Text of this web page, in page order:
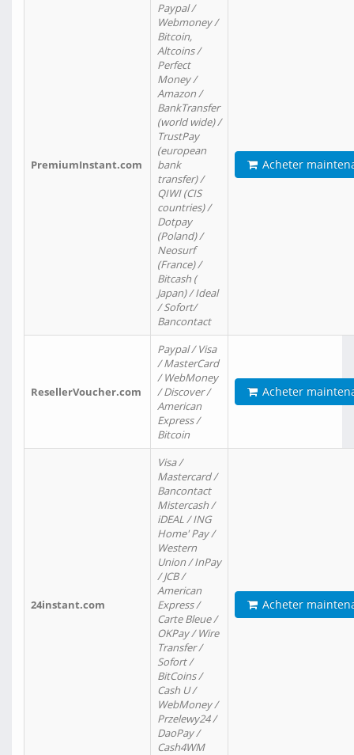
PremiumInstant.com
Paypal /
Webmoney /
Bitcoin,
Altcoins /
Perfect
Money /
Amazon /
BankTransfer
(world wide) /
TrustPay
(european
bank
transfer) /
QIWI (CIS
countries) /
Dotpay
(Poland) /
Neosurf
(France) /
Bitcash (
Japan) / Ideal
/ Sofort/
Bancontact
Acheter
ResellerVoucher.com
Paypal / Visa
/ MasterCard
/ WebMoney
/ Discover /
American
Express /
Bitcoin
Acheter
24instant.com
Visa /
Mastercard /
Bancontact
Mistercash /
iDEAL / ING
Home' Pay /
Western
Union / InPay
/ JCB /
American
Express /
Carte Bleue /
OKPay / Wire
Transfer /
Sofort /
BitCoins /
Cash U /
WebMoney /
Przelewy24 /
DaoPay /
Cash4WM
Acheter